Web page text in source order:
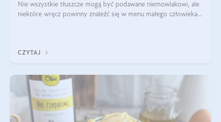
Nie wszystkie tłuszcze mogą być podawane niemowlakowi, ale
niektóre wręcz powinny znaleźć się w menu małego człowieka.
CZYTAJ